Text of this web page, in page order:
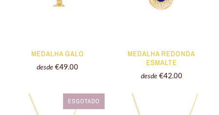
MEDALHA GALO
desde €49.00
MEDALHA REDONDA
ESMALTE
desde €42.00
ESGOTADO